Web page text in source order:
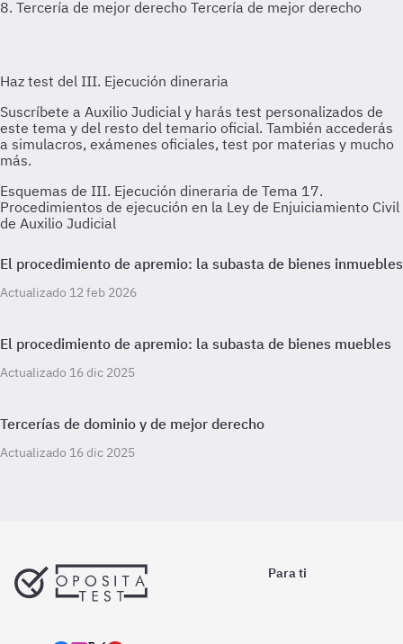
8. Tercería de mejor derecho Tercería de mejor derecho
Esquemas de III. Ejecución dineraria de Tema 17.
Procedimientos de ejecución en la Ley de Enjuiciamiento Civil
de Auxilio Judicial
El procedimiento de apremio: la subasta de bienes inmuebles
Actualizado 12 feb 2026
El procedimiento de apremio: la subasta de bienes muebles
Actualizado 16 dic 2025
Tercerías de dominio y de mejor derecho
Actualizado 16 dic 2025
Para ti